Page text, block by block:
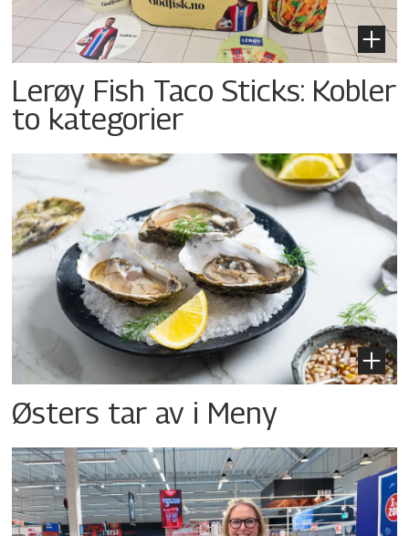
Lerøy Fish Taco Sticks: Kobler
to kategorier
Østers tar av i Meny